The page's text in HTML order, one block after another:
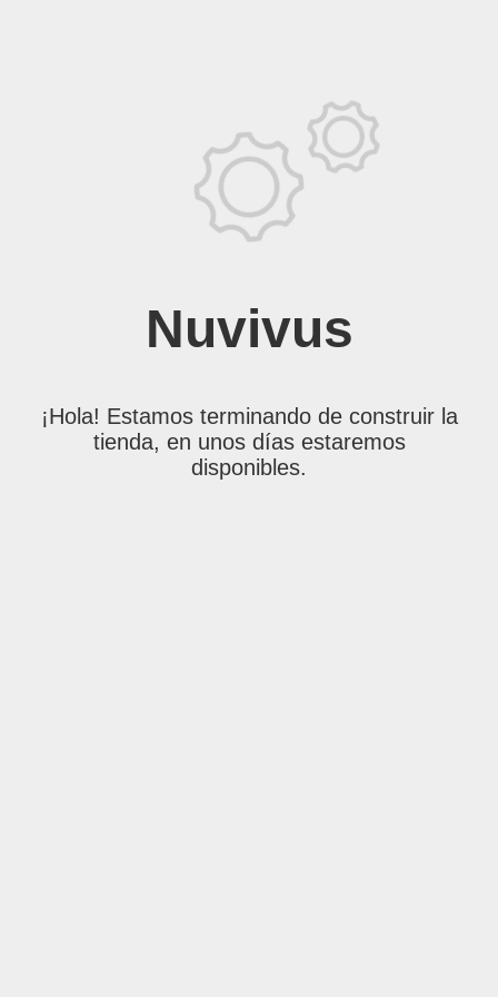
Nuvivus
¡Hola! Estamos terminando de construir la
tienda, en unos días estaremos
disponibles.